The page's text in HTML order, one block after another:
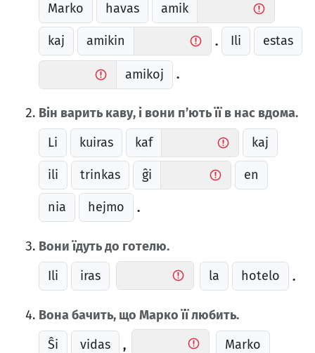
Marko
havas amik
kaj amikin . Ili estas
amikoj .
Він варить каву, і вони п’ють її в нас вдома.
Li
kuiras kaf kaj
ili trinkas ĝi en
nia hejmo .
Вони їдуть до готелю.
Ili
iras la hotelo .
Вона бачить, що Марко її любить.
Ŝi
vidas , Marko